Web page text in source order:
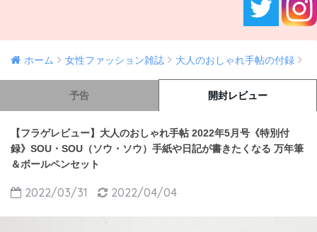
ホーム 女性ファッション雑誌 大人のおしゃれ手帖の付録
予告 開封レビュー
【フラゲレビュー】大人のおしゃれ手帖 2022年5月号《特別付
録》SOU・SOU（ソウ・ソウ）手紙や日記が書きたくなる 万年筆
＆ボールペンセット
2022/03/31 2022/04/04